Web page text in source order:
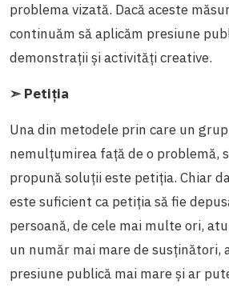
problema vizată. Dacă aceste
continuăm să aplicăm presiune
demonstrații și activități creative.
➣ Petiția
Una din metodele prin care un
nemulțumirea față de o problemă,
propună soluții este petiția. Chiar
este suficient ca petiția să fie
persoană, de cele mai multe ori,
un număr mai mare de
presiune publică mai mare și ar